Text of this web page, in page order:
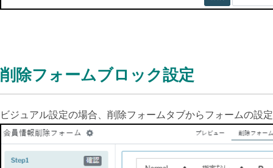
削除フォームブロック設定
ビジュアル設定の場合、削除フォームタブからフォームの設